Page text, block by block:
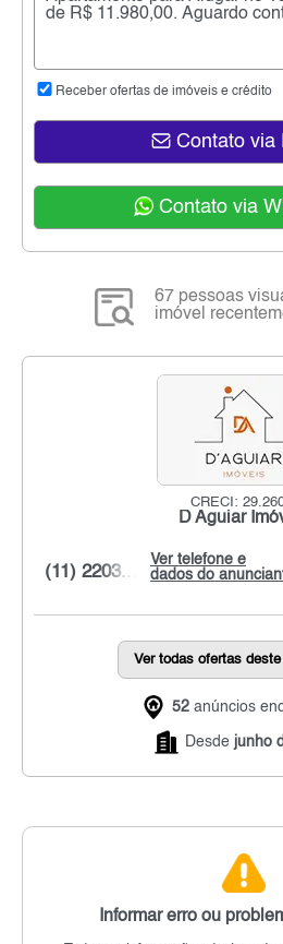
Receber ofertas de imóveis e crédito
Contato via
Contato via
67 pessoas
imóvel
CRECI:
D Aguiar
Ver telefone e
dados do
(11) 2203...
Ver todas ofertas
52 anúncios
Desde junho
Informar erro ou